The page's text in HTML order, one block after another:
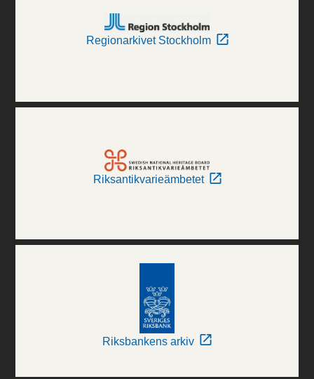
Regionarkivet Stockholm
Riksantikvarieämbetet
Riksbankens arkiv